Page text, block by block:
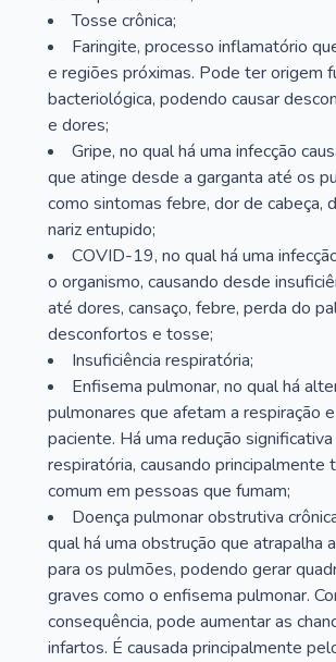
Tosse crônica;
Faringite, processo inflamatório
e regiões próximas. Pode ter origem
bacteriológica, podendo causar
e dores;
Gripe, no qual há uma infecção
que atinge desde a garganta até os
como sintomas febre, dor de cabeça,
nariz entupido;
COVID-19, no qual há uma
o organismo, causando desde
até dores, cansaço, febre, perda do
desconfortos e tosse;
Insuficiência respiratória;
Enfisema pulmonar, no qual há
pulmonares que afetam a respiração
paciente. Há uma redução
respiratória, causando principalmente
comum em pessoas que fumam;
Doença pulmonar obstrutiva
qual há uma obstrução que atrapalha
para os pulmões, podendo gerar
graves como o enfisema pulmonar.
consequência, pode aumentar as
infartos. É causada principalmente